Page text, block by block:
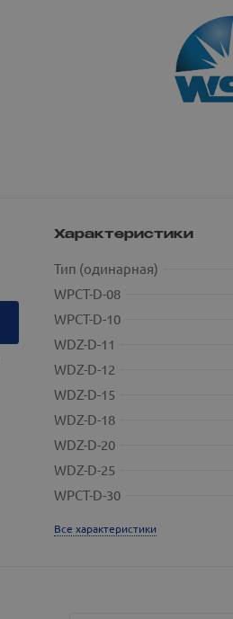
Характеристики
Тип (одинарная)
WPCT-D-08
WPCT-D-10
WDZ-D-11
WDZ-D-12
WDZ-D-15
WDZ-D-18
WDZ-D-20
WDZ-D-25
WPCT-D-30
Все характеристики